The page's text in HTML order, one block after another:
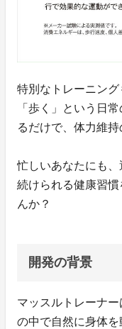
特別なトレーニング
「歩く」という日
るだけで、体力維持
忙しいあなたにも、
続けられる健康習
んか？
開発の背景
マッスルトレーナ
の中で自然に身体